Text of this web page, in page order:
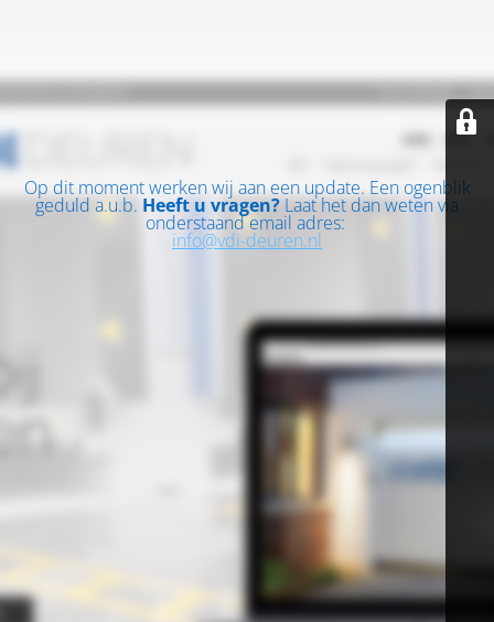
Op dit moment werken wij aan een update. Een ogenblik
geduld a.u.b. Heeft u vragen? Laat het dan weten via
onderstaand email adres:
info@vdi-deuren.nl